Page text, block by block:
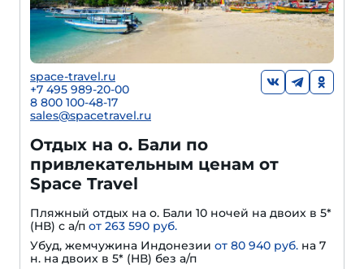
space-travel.ru
+7 495 989-20-00
8 800 100-48-17
sales@spacetravel.ru
Отдых на о. Бали по
привлекательным ценам от
Space Travel
Пляжный отдых на о. Бали 10 ночей на двоих в 5*
(HВ) с а/п от 263 590 руб.
Убуд, жемчужина Индонезии от 80 940 руб. на 7
н. на двоих в 5* (HВ) без а/п